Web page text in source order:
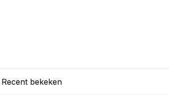
Recent bekeken